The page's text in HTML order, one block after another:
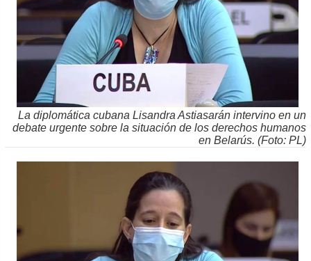
La diplomática cubana Lisandra Astiasarán intervino en un
debate urgente sobre la situación de los derechos humanos
en Belarús. (Foto: PL)